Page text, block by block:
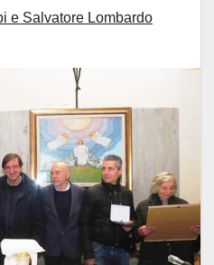
e Salvatore Lombardo